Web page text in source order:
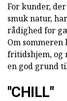
For kunder,
smuk natur,
rådighed for
Om sommeren
fritidshjem, og
en god grund
"CHILL"